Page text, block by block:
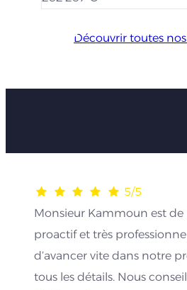
Découvrir toutes
5/5
Monsieur Kammoun est de
proactif et très
d’avancer vite dans notre
tous les détails. Nous